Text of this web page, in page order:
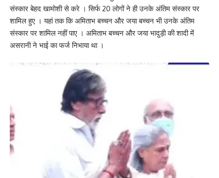
संस्कार बेहद खामोशी से करे । सिर्फ 20 लोगों ने ही उनके अंतिम संस्कार पर
शामिल हुए । यहां तक कि अमिताभ बच्चन और जया बच्चन भी उनके अंतिम
संस्कार पर शामिल नहीं पाए । अमिताभ बच्चन और जया भादुड़ी की शादी में
असरानी ने भाई का फर्ज निभाया था ।